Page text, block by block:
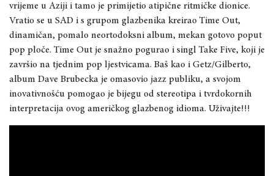
vrijeme u Aziji i tamo je primijetio atipične ritmičke dionice.
Vratio se u SAD i s grupom glazbenika kreirao Time Out,
dinamičan, pomalo neortodoksni album, mekan gotovo poput
pop ploče. Time Out je snažno pogurao i singl Take Five, koji je
završio na tjednim pop ljestvicama. Baš kao i Getz/Gilberto,
album Dave Brubecka je omasovio jazz publiku, a svojom
inovativnošću pomogao je bijegu od stereotipa i tvrdokornih
interpretacija ovog američkog glazbenog idioma. Uživajte!!!